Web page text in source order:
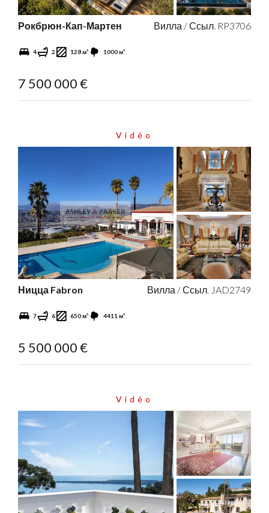
Рокбрюн-Кап-Мартен Вилла / Ссыл. RP3706
4 2 128 м² 1000 м²
7 500 000 €
Vidéo
Ницца Fabron Вилла / Ссыл. JAD2749
7 6 650 м² 4411 м²
5 500 000 €
Vidéo